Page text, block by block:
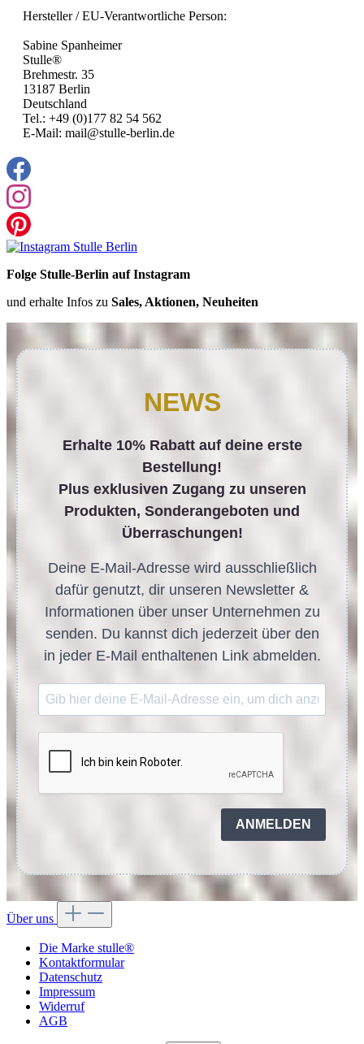
Hersteller / EU-Verantwortliche Person:
Sabine Spanheimer
Stulle®
Brehmestr. 35
13187 Berlin
Deutschland
Tel.: +49 (0)177 82 54 562
E-Mail: mail@stulle-berlin.de
Folge Stulle-Berlin auf Instagram
und erhalte Infos zu Sales, Aktionen, Neuheiten
NEWS
Erhalte 10% Rabatt auf deine erste
Bestellung!
Plus exklusiven Zugang zu unseren
Produkten, Sonderangeboten und
Überraschungen!
Deine E-Mail-Adresse wird ausschließlich
dafür genutzt, dir unseren Newsletter &
Informationen über unser Unternehmen zu
senden. Du kannst dich jederzeit über den
in jeder E-Mail enthaltenen Link abmelden.
ANMELDEN
Über uns
Die Marke stulle®
Kontaktformular
Datenschutz
Impressum
Widerruf
AGB